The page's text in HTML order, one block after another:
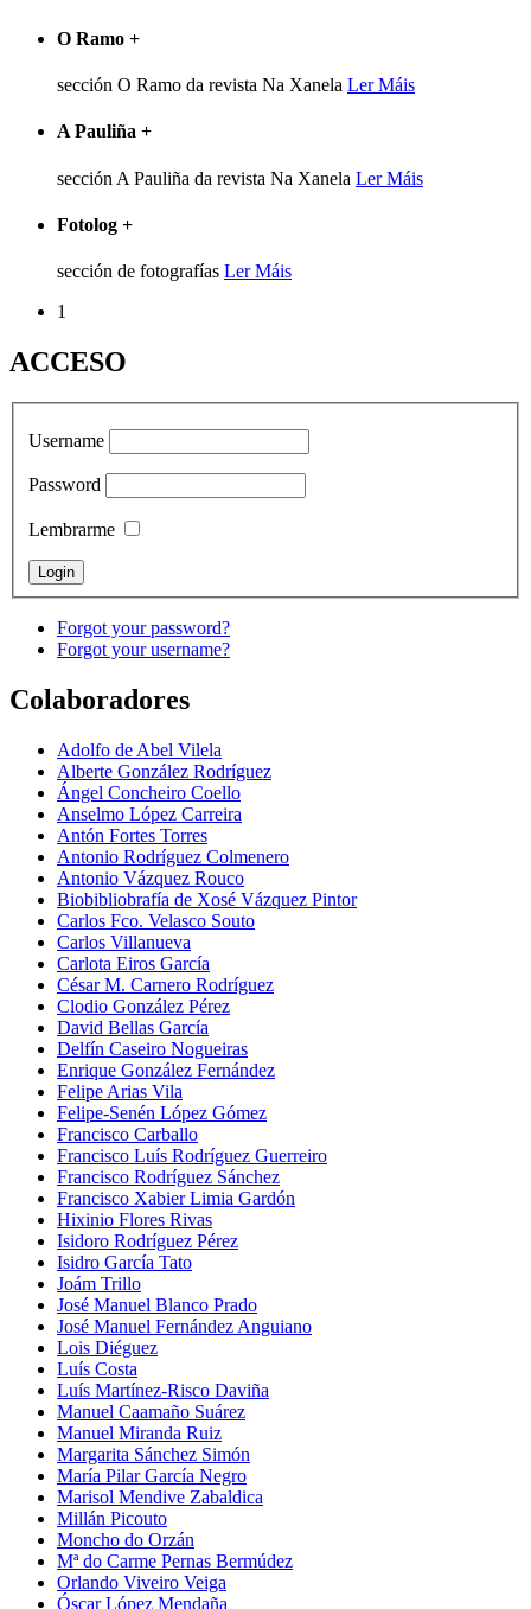
O Ramo +
sección O Ramo da revista Na Xanela Ler Máis
A Pauliña +
sección A Pauliña da revista Na Xanela Ler Máis
Fotolog +
sección de fotografías Ler Máis
1
ACCESO
Username
Password
Lembrarme
Forgot your password?
Forgot your username?
Colaboradores
Adolfo de Abel Vilela
Alberte González Rodríguez
Ángel Concheiro Coello
Anselmo López Carreira
Antón Fortes Torres
Antonio Rodríguez Colmenero
Antonio Vázquez Rouco
Biobibliobrafía de Xosé Vázquez Pintor
Carlos Fco. Velasco Souto
Carlos Villanueva
Carlota Eiros García
César M. Carnero Rodríguez
Clodio González Pérez
David Bellas García
Delfín Caseiro Nogueiras
Enrique González Fernández
Felipe Arias Vila
Felipe-Senén López Gómez
Francisco Carballo
Francisco Luís Rodríguez Guerreiro
Francisco Rodríguez Sánchez
Francisco Xabier Limia Gardón
Hixinio Flores Rivas
Isidoro Rodríguez Pérez
Isidro García Tato
Joám Trillo
José Manuel Blanco Prado
José Manuel Fernández Anguiano
Lois Diéguez
Luís Costa
Luís Martínez-Risco Daviña
Manuel Caamaño Suárez
Manuel Miranda Ruiz
Margarita Sánchez Simón
María Pilar García Negro
Marisol Mendive Zabaldica
Millán Picouto
Moncho do Orzán
Mª do Carme Pernas Bermúdez
Orlando Viveiro Veiga
Óscar López Mendaña